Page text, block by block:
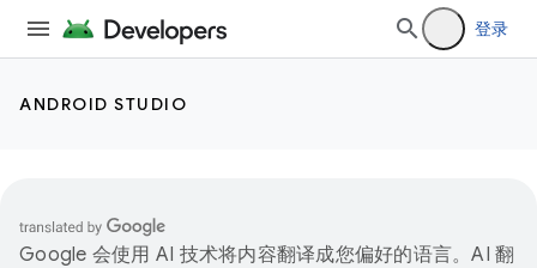
登录
ANDROID STUDIO
Google 会使用 AI 技术将内容翻译成您偏好的语言。AI 翻